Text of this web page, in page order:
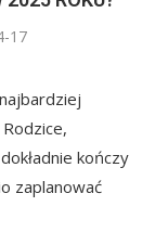
17
kończy
zaplanować